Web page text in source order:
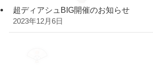
超ディアシュBIG開催のお知らせ
2023年12月6日